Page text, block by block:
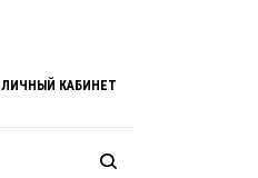
ЛИЧНЫЙ КАБИНЕТ